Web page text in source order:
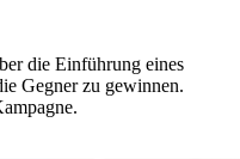
die Einführung eines
Gegner zu gewinnen.